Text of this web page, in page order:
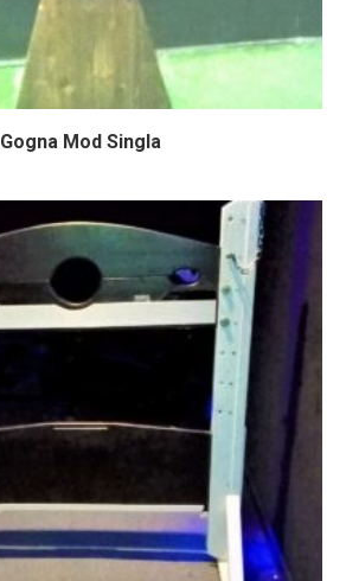
Gogna Mod Singla